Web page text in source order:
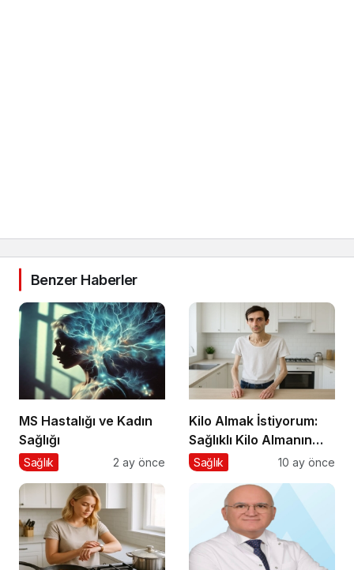
Benzer Haberler
MS Hastalığı ve Kadın
Sağlığı
Sağlık 2 ay önce
Kilo Almak İstiyorum:
Sağlıklı Kilo Almanın
Yolları
Sağlık 10 ay önce